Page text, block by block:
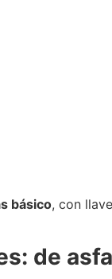
básico, con
de